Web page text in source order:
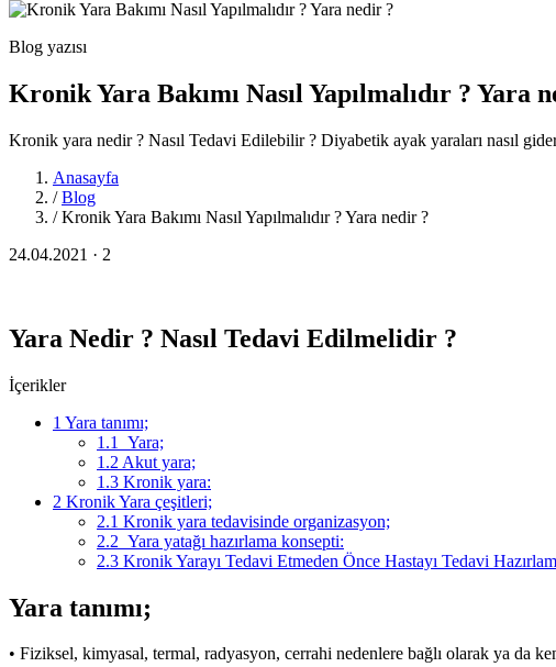
Blog yazısı
Kronik Yara Bakımı Nasıl Yapılmalıdır ? Yara
Kronik yara nedir ? Nasıl Tedavi Edilebilir ? Diyabetik ayak yaraları nasıl
Anasayfa
/ Blog
/ Kronik Yara Bakımı Nasıl Yapılmalıdır ? Yara nedir ?
24.04.2021 · 2
Yara Nedir ? Nasıl Tedavi Edilmelidir ?
İçerikler
1 Yara tanımı;
1.1 Yara;
1.2 Akut yara;
1.3 Kronik yara:
2 Kronik Yara çeşitleri;
2.1 Kronik yara tedavisinde organizasyon;
2.2 Yara yatağı hazırlama konsepti:
2.3 Kronik Yarayı Tedavi Etmeden Önce Hastayı Tedavi
Yara tanımı;
• Fiziksel, kimyasal, termal, radyasyon, cerrahi nedenlere bağlı olarak ya da